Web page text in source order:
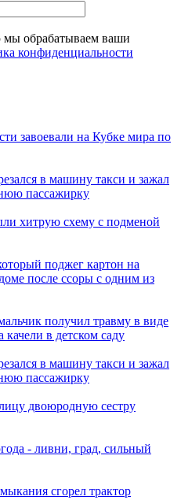
мы обрабатываем ваши
конфиденциальности
завоевали на Кубке мира по
в машину такси и зажал
пассажирку
хитрую схему с подменой
поджег картон на
после ссоры с одним из
получил травму в виде
качели в детском саду
в машину такси и зажал
пассажирку
двоюродную сестру
- ливни, град, сильный
сгорел трактор